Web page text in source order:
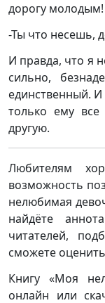
дорогу молодым!
-Ты что несешь,
И правда, что я
сильно,
единственный.
только ему
другую.
Любителям
возможность
нелюбимая
найдёте
читателей,
сможете
Книгу «Моя
онлайн или